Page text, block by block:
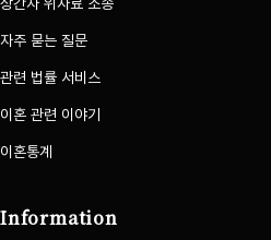
자주 묻는 질문
관련 법률 서비스
이혼 관련 이야기
이혼통계
Information